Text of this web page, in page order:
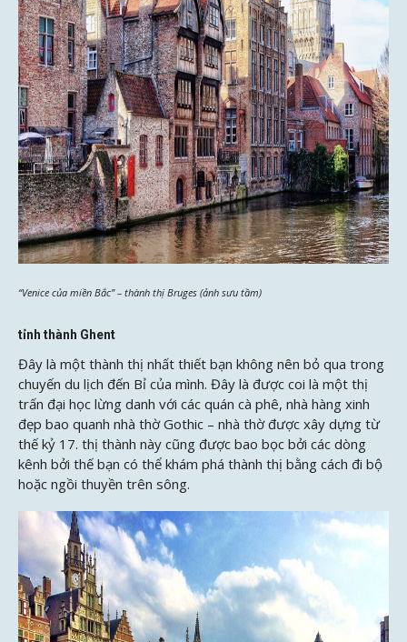
“Venice của miền Bắc” – thành thị Bruges (ảnh sưu tầm)
tỉnh thành Ghent
Đây là một thành thị nhất thiết bạn không nên bỏ qua trong
chuyến du lịch đến Bỉ của mình. Đây là được coi là một thị
trấn đại học lừng danh với các quán cà phê, nhà hàng xinh
đẹp bao quanh nhà thờ Gothic – nhà thờ được xây dựng từ
thế kỷ 17. thị thành này cũng được bao bọc bởi các dòng
kênh bởi thế bạn có thể khám phá thành thị bằng cách đi bộ
hoặc ngồi thuyền trên sông.